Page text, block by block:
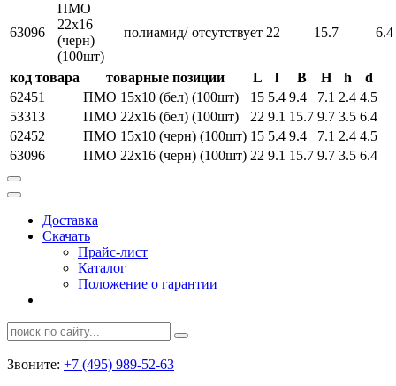
63096
ПМО
22х16
(черн)
(100шт)
полиамид/ отсутствует 22 15.7 6.4
код товара товарные позиции L l B H h
d
62451
ПМО 15х10 (бел) (100шт) 15 5.4 9.4 7.1 2.4 4.5
53313
ПМО 22х16 (бел) (100шт) 22 9.1 15.7 9.7 3.5 6.4
62452
ПМО 15х10 (черн) (100шт) 15 5.4 9.4 7.1 2.4 4.5
63096
ПМО 22х16 (черн) (100шт) 22 9.1 15.7 9.7 3.5 6.4
Доставка
Скачать
Прайс-лист
Каталог
Положение о гарантии
Звоните: +7 (495) 989-52-63